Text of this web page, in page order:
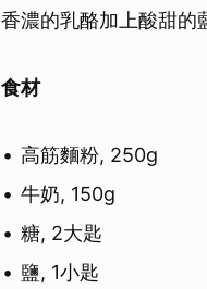
香濃的乳酪加上酸甜的
食材
高筋麵粉, 250g
牛奶, 150g
糖, 2大匙
鹽, 1小匙